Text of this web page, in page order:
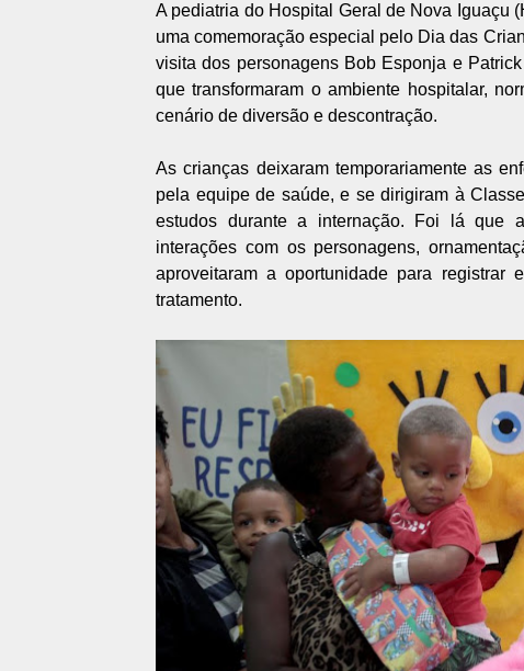
A pediatria do Hospital Geral de Nova Iguaçu
uma comemoração especial pelo Dia das
visita dos personagens Bob Esponja e
que transformaram o ambiente hospitalar,
cenário de diversão e descontração.
As crianças deixaram temporariamente as
pela equipe de saúde, e se dirigiram à
estudos durante a internação. Foi lá que
interações com os personagens,
aproveitaram a oportunidade para
tratamento.